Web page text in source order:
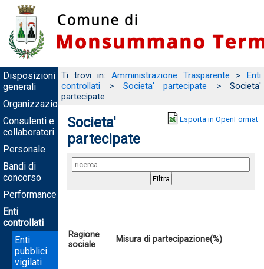
Disposizioni
generali
Organizzazione
Consulenti e
collaboratori
Personale
Bandi di
concorso
Performance
Enti
controllati
Enti
pubblici
vigilati
Ti trovi in: Amministrazione Trasparente > Enti
controllati > Societa' partecipate > Societa'
partecipate
Esporta in OpenFormat
Societa'
partecipate
Ragione
sociale
Misura di partecipazione(%)